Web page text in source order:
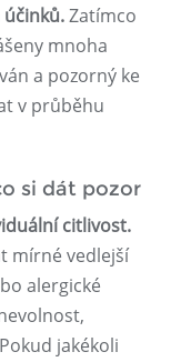
Zatímco
mnoha
a pozorný ke
v průběhu
si dát pozor
citlivost.
mírné vedlejší
alergické
jakékoli